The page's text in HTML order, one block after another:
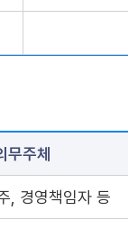
무주체
, 경영책임자 등